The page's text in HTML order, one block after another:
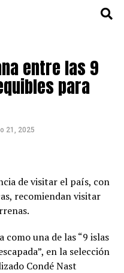
entre las 9
para
21, 2025
de visitar el país, con
recomiendan visitar
una de las “9 islas
en la selección
Condé Nast